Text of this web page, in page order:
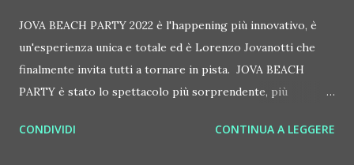
JOVA BEACH PARTY 2022 è l'happening più innovativo, è
un'esperienza unica e totale ed è Lorenzo Jovanotti che
finalmente invita tutti a tornare in pista. JOVA BEACH
PARTY è stato lo spettacolo più sorprendente, più
più "conversato sul web" (5,8 Miliardi di impressions sui
CONDIVIDI CONTINUA A LEGGERE